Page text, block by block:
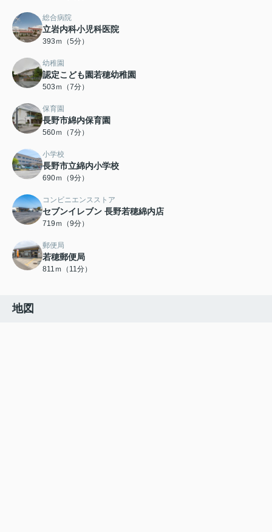
総合病院
立岩内科小児科医院
393ｍ（5分）
幼稚園
認定こども園若穂幼稚園
503ｍ（7分）
保育園
長野市綿内保育園
560ｍ（7分）
小学校
長野市立綿内小学校
690ｍ（9分）
コンビニエンスストア
セブンイレブン 長野若穂綿内店
719ｍ（9分）
郵便局
若穂郵便局
811ｍ（11分）
地図